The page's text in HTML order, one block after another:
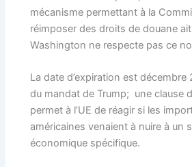
mécanisme permettant à la
réimposer des droits de douane
Washington ne respecte pas ce
La date d’expiration est décembre
du mandat de Trump; une clause
permet à l’UE de réagir si les
américaines venaient à nuire à un
économique spécifique.